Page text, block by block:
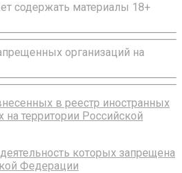
содержать материалы 18+
организаций на
в реестр иностранных
территории Российской
которых запрещена
Федерации